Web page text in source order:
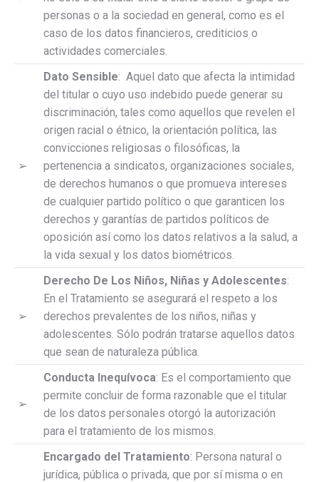
personas o a la sociedad en general, como es el
caso de los datos financieros, crediticios o
actividades comerciales.
➢
Dato Sensible: Aquel dato que afecta la intimidad
del titular o cuyo uso indebido puede generar su
discriminación, tales como aquellos que revelen el
origen racial o étnico, la orientación política, las
convicciones religiosas o filosóficas, la
pertenencia a sindicatos, organizaciones sociales,
de derechos humanos o que promueva intereses
de cualquier partido político o que garanticen los
derechos y garantías de partidos políticos de
oposición así como los datos relativos a la salud, a
la vida sexual y los datos biométricos.
➢
Derecho De Los Niños, Niñas y Adolescentes:
En el Tratamiento se asegurará el respeto a los
derechos prevalentes de los niños, niñas y
adolescentes. Sólo podrán tratarse aquellos datos
que sean de naturaleza pública.
➢
Conducta Inequívoca: Es el comportamiento que
permite concluir de forma razonable que el titular
de los datos personales otorgó la autorización
para el tratamiento de los mismos.
Encargado del Tratamiento: Persona natural o
jurídica, pública o privada, que por sí misma o en